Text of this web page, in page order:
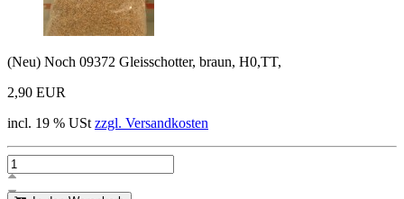
(Neu) Noch 09372 Gleisschotter, braun, H0,TT,
2,90 EUR
incl. 19 % USt zzgl. Versandkosten